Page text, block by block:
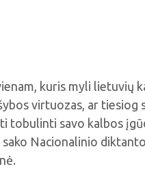
kuris myli lietuvių
virtuozas, ar tiesiog
tobulinti savo kalbos
sako Nacionalinio diktanto